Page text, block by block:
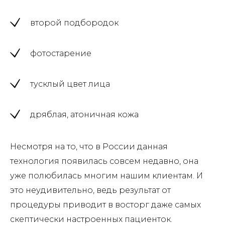
второй подбородок
фотостарение
тусклый цвет лица
дряблая, атоничная кожа
Несмотря на то, что в России данная
технология появилась совсем недавно, она
уже полюбилась многим нашим клиентам. И
это неудивительно, ведь результат от
процедуры приводит в восторг даже самых
скептически настроенных пациенток.